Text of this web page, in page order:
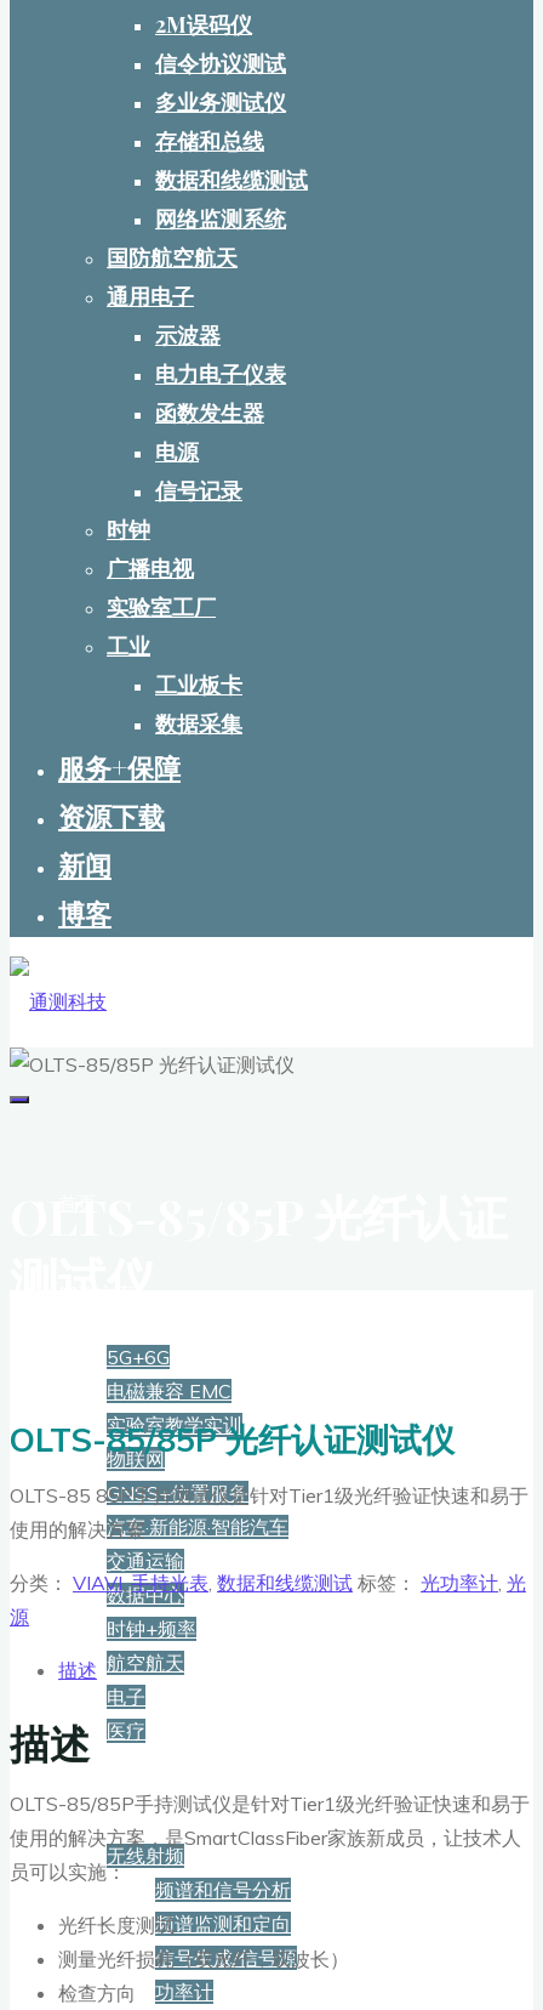
2M误码仪
信令协议测试
多业务测试仪
存储和总线
数据和线缆测试
网络监测系统
国防航空航天
通用电子
示波器
电力电子仪表
函数发生器
电源
信号记录
时钟
广播电视
实验室工厂
工业
工业板卡
数据采集
服务+保障
资源下载
新闻
博客
5G+6G
电磁兼容 EMC
实验室教学实训
物联网
GNSS+位置服务
汽车·新能源·智能汽车
交通运输
数据中心
时钟+频率
航空航天
电子
医疗
产品
无线射频
频谱和信号分析
频谱监测和定向
信号生成/信号源
功率计
OLTS-85/85P 光纤认证测试仪
OLTS-85 85P手持测试仪是针对Tier1级光纤验证快速和易于
使用的解决方案
分类： VIAVI,手持光表 数据和线缆测试 标签： 光功率计 光
源
描述
描述
OLTS-85/85P手持测试仪是针对Tier1级光纤验证快速和易于
使用的解决方案，是SmartClassFiber家族新成员，让技术人
员可以实施：
光纤长度测试
测量光纤损耗（双光纤，双波长）
检查方向